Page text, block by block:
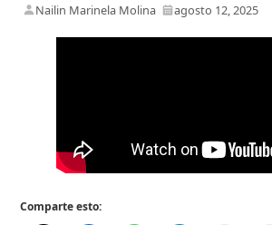
Nailin Marinela Molina agosto 12, 2025
Comparte esto: